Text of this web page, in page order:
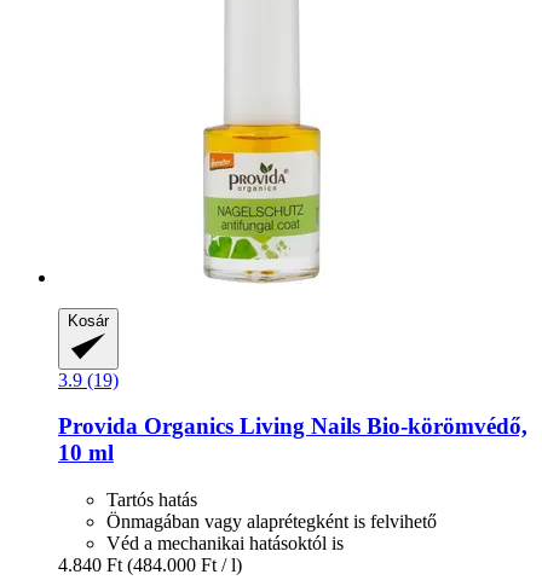
Kosár
3.9 (19)
Provida Organics Living Nails Bio-​körömvédő,
10 ml
Tartós hatás
Önmagában vagy alaprétegként is felvihető
Véd a mechanikai hatásoktól is
4.840 Ft (484.000 Ft / l)